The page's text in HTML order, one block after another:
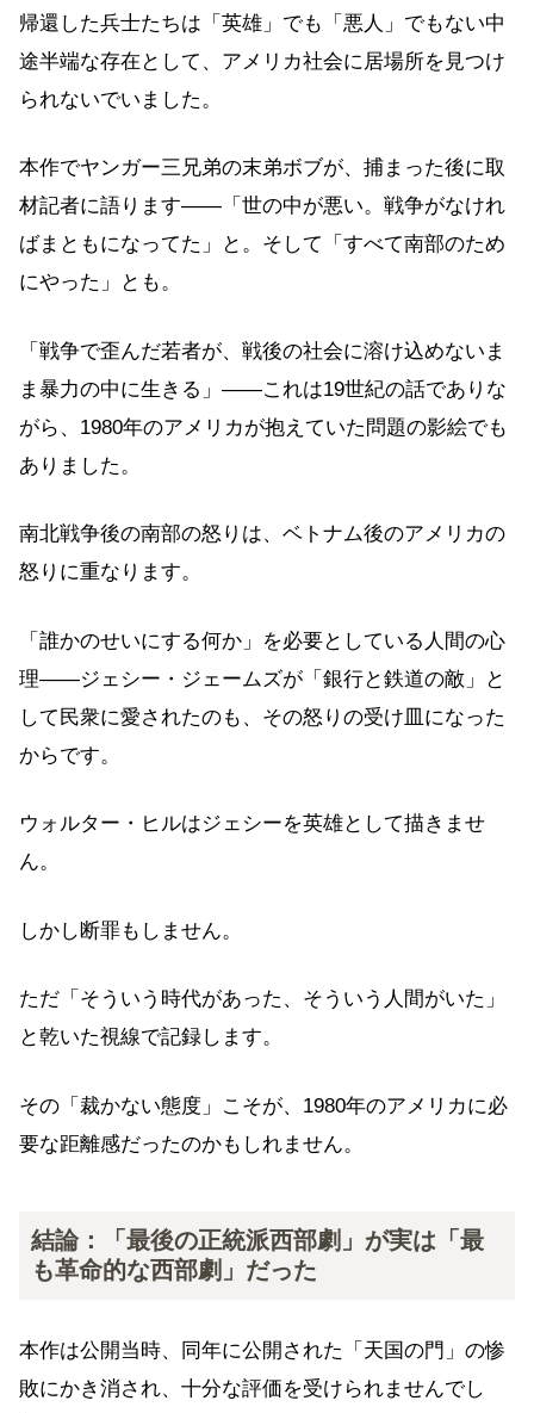
帰還した兵士たちは「英雄」でも「悪人」でもない中
途半端な存在として、アメリカ社会に居場所を見つけ
られないでいました。
本作でヤンガー三兄弟の末弟ボブが、捕まった後に取
材記者に語ります——「世の中が悪い。戦争がなけれ
ばまともになってた」と。そして「すべて南部のため
にやった」とも。
「戦争で歪んだ若者が、戦後の社会に溶け込めないま
ま暴力の中に生きる」——これは19世紀の話でありな
がら、1980年のアメリカが抱えていた問題の影絵でも
ありました。
南北戦争後の南部の怒りは、ベトナム後のアメリカの
怒りに重なります。
「誰かのせいにする何か」を必要としている人間の心
理——ジェシー・ジェームズが「銀行と鉄道の敵」と
して民衆に愛されたのも、その怒りの受け皿になった
からです。
ウォルター・ヒルはジェシーを英雄として描きませ
ん。
しかし断罪もしません。
ただ「そういう時代があった、そういう人間がいた」
と乾いた視線で記録します。
その「裁かない態度」こそが、1980年のアメリカに必
要な距離感だったのかもしれません。
結論：「最後の正統派西部劇」が実は「最
も革命的な西部劇」だった
本作は公開当時、同年に公開された「天国の門」の惨
敗にかき消され、十分な評価を受けられませんでし